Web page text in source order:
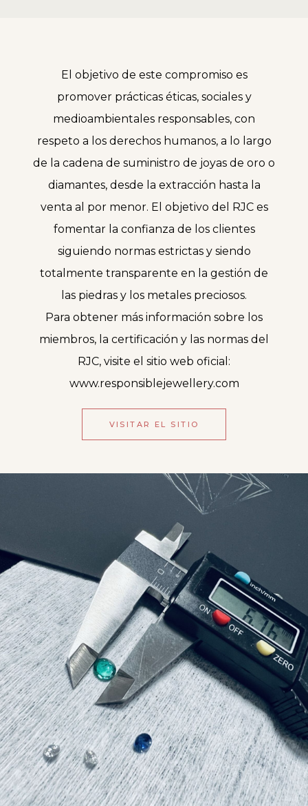
El objetivo de este compromiso es
promover prácticas éticas, sociales y
medioambientales responsables, con
respeto a los derechos humanos, a lo largo
de la cadena de suministro de joyas de oro o
diamantes, desde la extracción hasta la
venta al por menor. El objetivo del RJC es
fomentar la confianza de los clientes
siguiendo normas estrictas y siendo
totalmente transparente en la gestión de
las piedras y los metales preciosos.
Para obtener más información sobre los
miembros, la certificación y las normas del
RJC, visite el sitio web oficial:
www.responsiblejewellery.com
VISITAR EL SITIO